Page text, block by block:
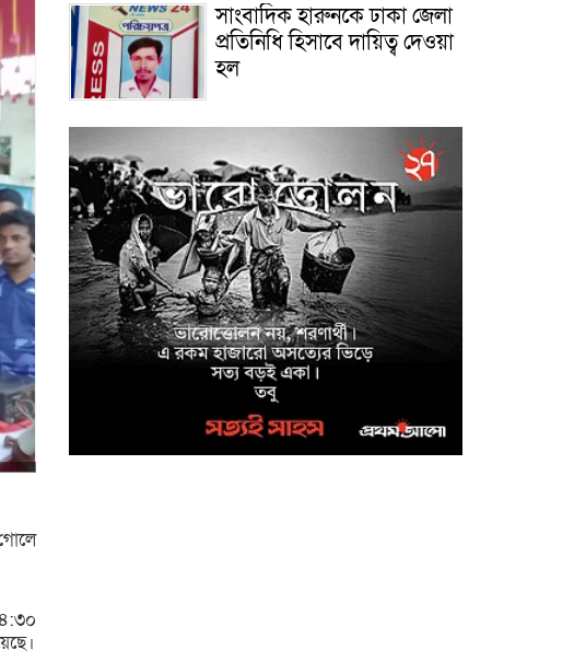
সাংবাদিক হারুনকে ঢাকা জেলা
প্রতিনিধি হিসাবে দায়িত্ব দেওয়া
হল
বিশ্ব বাঘ দিবস উপলক্ষে
বুড়িগোয়ালিনীতে লির্ডাসের
আয়োজনে আলোচনা সভা
অনুষ্ঠিত
সাইবার ক্রাইম ইনভেস্টিগেশন
সেল, উদ্যোগে উদ্ধারকৃত
আইফোন সহ ৩৫টি মোবাইল
ফোন ও বিকাশ প্রতারণার
৫০,০০০/- হস্তান্তর
মাগুরা জেলা পুলিশ সুপারের
উদ্যোগে ফরিদপুর জেলার
কামারখালী টোল প্লাজা এলাকা